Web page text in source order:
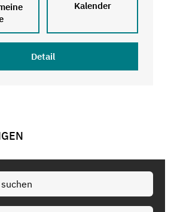
Kalender
Detail